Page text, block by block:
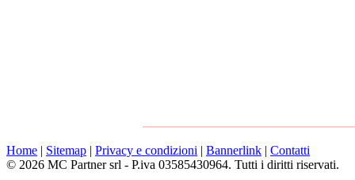
Home | Sitemap | Privacy e condizioni | Bannerlink | Contatti
© 2026 MC Partner srl - P.iva 03585430964. Tutti i diritti riservati.